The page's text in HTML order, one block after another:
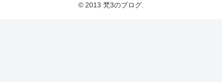
© 2013 梵3のブログ.